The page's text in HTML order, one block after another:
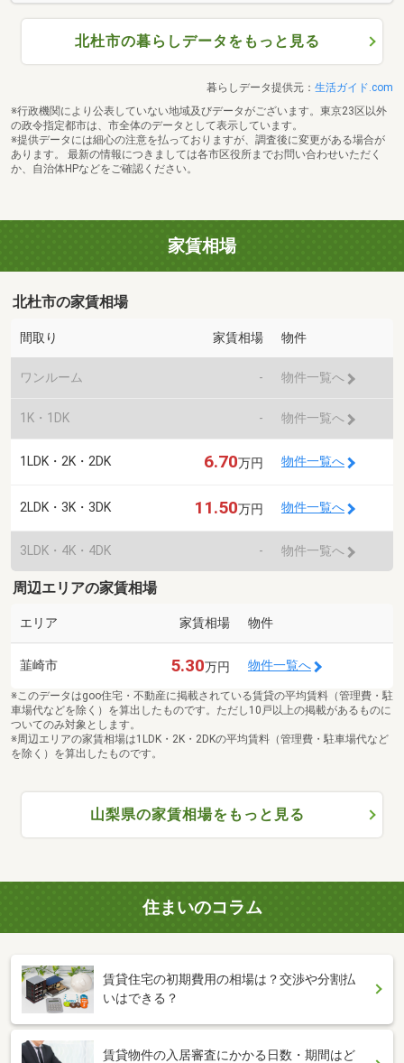
北杜市の暮らしデータをもっと見る
暮らしデータ提供元： 生活ガイド.com
※行政機関により公表していない地域及びデータがございます。東京23区以外
の政令指定都市は、市全体のデータとして表示しています。
※提供データには細心の注意を払っておりますが、調査後に変更がある場合が
あります。 最新の情報につきましては各市区役所までお問い合わせいただく
か、自治体HPなどをご確認ください。
家賃相場
北杜市の家賃相場
間取り 家賃相場 物件
ワンルーム - 物件一覧へ
1K・1DK - 物件一覧へ
1LDK・2K・2DK 6.70万円 物件一覧へ
2LDK・3K・3DK 11.50万円 物件一覧へ
3LDK・4K・4DK - 物件一覧へ
周辺エリアの家賃相場
エリア 家賃相場 物件
韮崎市 5.30万円 物件一覧へ
※このデータはgoo住宅・不動産に掲載されている賃貸の平均賃料（管理費・駐
車場代などを除く）を算出したものです。ただし10戸以上の掲載があるものに
ついてのみ対象とします。
※周辺エリアの家賃相場は1LDK・2K・2DKの平均賃料（管理費・駐車場代など
を除く）を算出したものです。
山梨県の家賃相場をもっと見る
住まいのコラム
賃貸住宅の初期費用の相場は？交渉や分割払
いはできる？
賃貸物件の入居審査にかかる日数・期間はど